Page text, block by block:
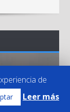
de
Leer más